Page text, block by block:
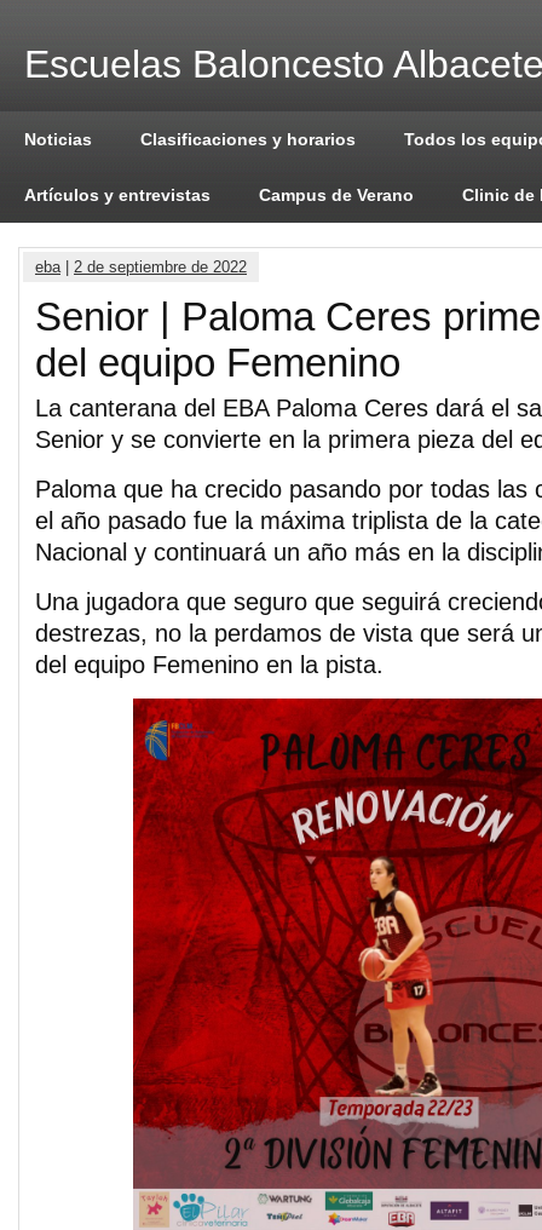
Escuelas Baloncesto
Noticias Clasificaciones y horarios Todos los
Artículos y entrevistas Campus de Verano Clinic de
eba| 2 de septiembre de 2022
Senior | Paloma Ceres
del equipo Femenino
La canterana del EBA Paloma Ceres dará el
Senior y se convierte en la primera pieza del
Paloma que ha crecido pasando por todas las
el año pasado fue la máxima triplista de la
Nacional y continuará un año más en la
Una jugadora que seguro que seguirá
destrezas, no la perdamos de vista que será
del equipo Femenino en la pista.